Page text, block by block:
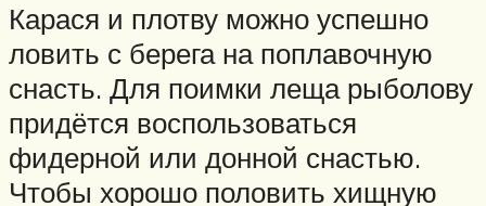
Карася и плотву можно успешно
ловить с берега на поплавочную
снасть. Для поимки леща рыболову
придётся воспользоваться
фидерной или донной снастью.
Чтобы хорошо половить хищную